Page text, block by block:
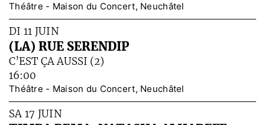
Théâtre - Maison du Concert, Neuchâtel
DI 11 JUIN
(LA) RUE SERENDIP
C’EST ÇA AUSSI (2)
16:00
Théâtre - Maison du Concert, Neuchâtel
SA 17 JUIN